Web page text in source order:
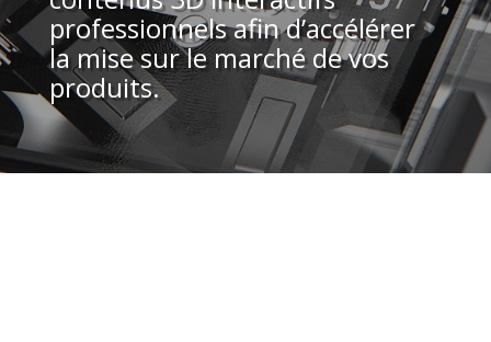
professionnels afin d’accélérer
la mise sur le marché de vos
produits.